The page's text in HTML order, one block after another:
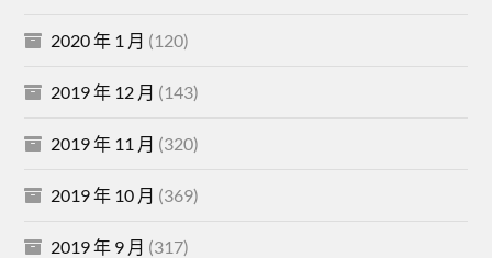
2020 年 1 月 (120)
2019 年 12 月 (143)
2019 年 11 月 (320)
2019 年 10 月 (369)
2019 年 9 月 (317)